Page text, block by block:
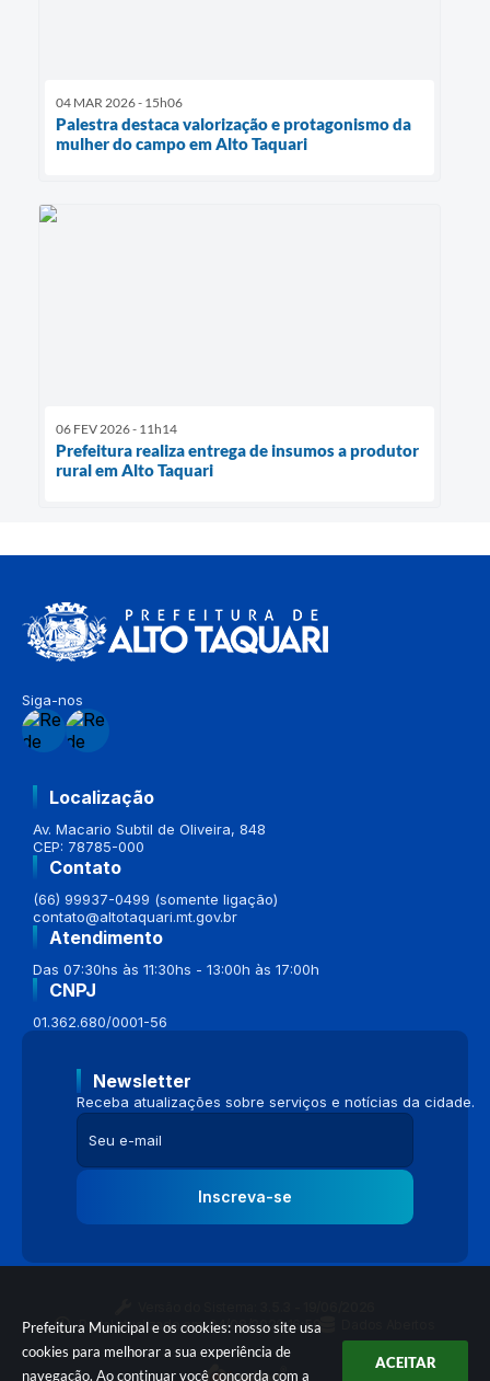
Prefeitura Municipal e os cookies: nosso site usa
cookies para melhorar a sua experiência de
navegação. Ao continuar você concorda com a
ACEITAR
04 MAR 2026 - 15h06
Palestra destaca valorização e protagonismo da
mulher do campo em Alto Taquari
06 FEV 2026 - 11h14
Prefeitura realiza entrega de insumos a produtor
rural em Alto Taquari
Siga-nos
Localização
Av. Macario Subtil de Oliveira, 848
CEP: 78785-000
Contato
(66) 99937-0499 (somente ligação)
contato@altotaquari.mt.gov.br
Atendimento
Das 07:30hs às 11:30hs - 13:00h às 17:00h
CNPJ
01.362.680/0001-56
Newsletter
Receba atualizações sobre serviços e notícias da cidade.
Inscreva-se
Portal atualizado em:04/08/2026 16:58